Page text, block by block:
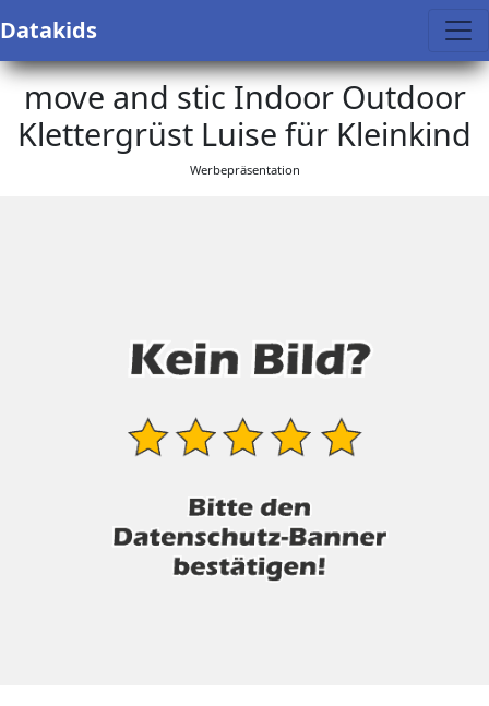
Datakids
move and stic Indoor Outdoor
Klettergrüst Luise für Kleinkind
Werbepräsentation